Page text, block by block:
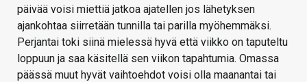
päivää voisi miettiä jatkoa ajatellen jos lähetyksen
ajankohtaa siirretään tunnilla tai parilla myöhemmäksi.
Perjantai toki siinä mielessä hyvä että viikko on taputeltu
loppuun ja saa käsitellä sen viikon tapahtumia. Omassa
päässä muut hyvät vaihtoehdot voisi olla maanantai tai